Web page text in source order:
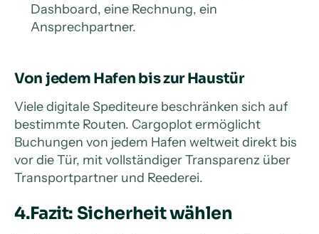
Dashboard, eine Rechnung, ein
Ansprechpartner.
Von jedem Hafen bis zur Haustür
Viele digitale Spediteure beschränken sich auf
bestimmte Routen. Cargoplot ermöglicht
Buchungen von jedem Hafen weltweit direkt bis
vor die Tür, mit vollständiger Transparenz über
Transportpartner und Reederei.
4.Fazit: Sicherheit wählen